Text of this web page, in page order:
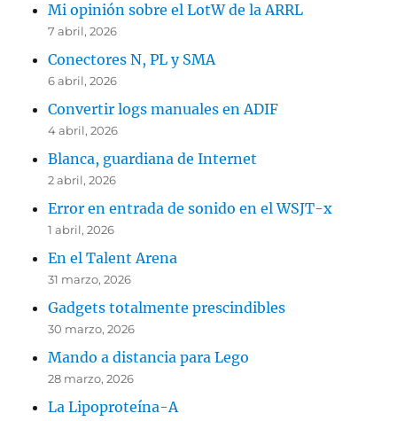
Mi opinión sobre el LotW de la ARRL
7 abril, 2026
Conectores N, PL y SMA
6 abril, 2026
Convertir logs manuales en ADIF
4 abril, 2026
Blanca, guardiana de Internet
2 abril, 2026
Error en entrada de sonido en el WSJT-x
1 abril, 2026
En el Talent Arena
31 marzo, 2026
Gadgets totalmente prescindibles
30 marzo, 2026
Mando a distancia para Lego
28 marzo, 2026
La Lipoproteína-A